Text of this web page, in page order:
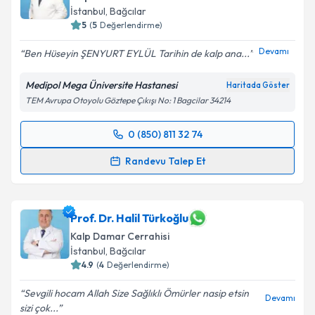
Takvim Talebini Gönder
takvim hazırlandığında e-posta ile bilgilendireceğiz.
E-posta Adresiniz
Kişisel verilerimin işlenmesine ilişkinAydınlatma
kapsamda işlenmesini kabul ediyorum.
Takvim Talebini Gönder
İstanbul, Bağcılar
5 (5 Değerlendirme)
Ben Hüseyin ŞENYURT EYLÜL Tarihin de kalp ana... Devamı
Medipol Mega Üniversite Hastanesi Haritada Göster
TEM Avrupa Otoyolu Göztepe Çıkışı No: 1 Bagcilar 34214
0 (850) 811 32 74
Randevu Talep Et
Randevu Takvimi Talebi
için bir takvim hazırlandığında e-posta ile
bilgilendireceğiz.
E-posta Adresiniz
Prof. Dr. Halil Türkoğlu
Kalp Damar Cerrahisi
İstanbul, Bağcılar
4.9 (4 Değerlendirme)
Sevgili hocam Allah Size Sağlıklı Ömürler nasip etsin
sizi çok...
Devamı